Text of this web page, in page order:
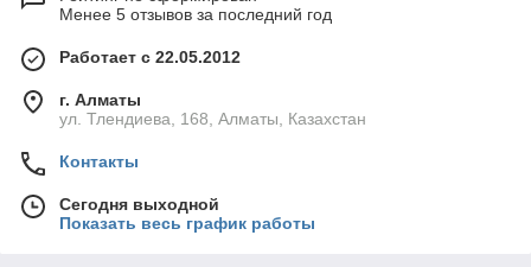
Менее 5 отзывов за последний год
Работает с 22.05.2012
г. Алматы
ул. Тлендиева, 168, Алматы, Казахстан
Контакты
Сегодня выходной
Показать весь график работы